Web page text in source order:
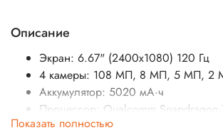
Описание
Экран: 6.67" (2400x1080) 120 Гц
4 камеры: 108 МП, 8 МП, 5 МП, 2
Аккумулятор: 5020 мА·ч
Процессор: Qualcomm Snapdragon
SIM-карты: 2 (nano SIM)
Показать полностью